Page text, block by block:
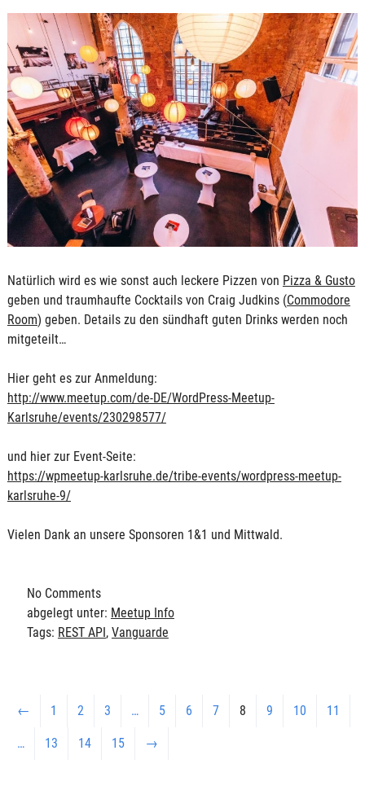
Natürlich wird es wie sonst auch leckere Pizzen von Pizza & Gusto
geben und traumhaufte Cocktails von Craig Judkins (Commodore
Room) geben. Details zu den sündhaft guten Drinks werden noch
mitgeteilt…
Hier geht es zur Anmeldung:
http://www.meetup.com/de-DE/WordPress-Meetup-
Karlsruhe/events/230298577/
und hier zur Event-Seite:
https://wpmeetup-karlsruhe.de/tribe-events/wordpress-meetup-
karlsruhe-9/
Vielen Dank an unsere Sponsoren 1&1 und Mittwald.
NoComments
abgelegt unter: Meetup Info
Tags: REST API , Vanguarde
← 1 2 3 … 5 6 7 8 9 10 11
… 13 14 15 →